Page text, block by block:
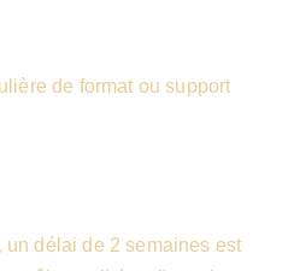
de format ou support
un délai de 2 semaines est